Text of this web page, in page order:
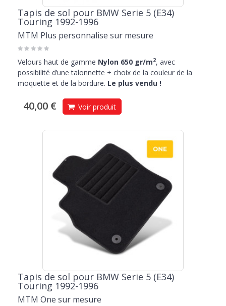
Tapis de sol pour BMW Serie 5 (E34)
Touring 1992-1996
MTM Plus personnalise sur mesure
Velours haut de gamme Nylon 650 gr/m2, avec
possibilité d’une talonnette + choix de la couleur de la
moquette et de la bordure. Le plus vendu !
40,00 € Voir produit
Tapis de sol pour BMW Serie 5 (E34)
Touring 1992-1996
MTM One sur mesure